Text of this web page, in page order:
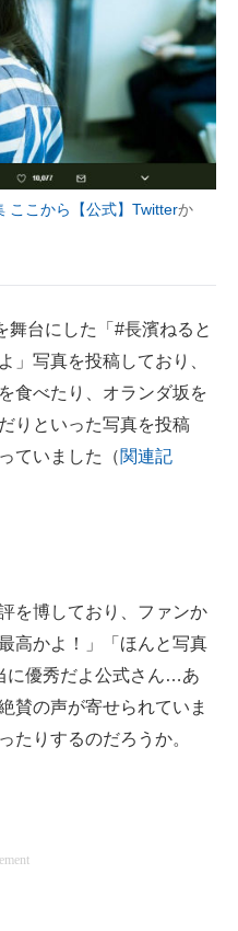
ここから【公式】Twitterか
台にした「#長濱ねると
」写真を投稿しており、
食べたり、オランダ坂を
りといった写真を投稿
ていました（関連記
を博しており、ファンか
高かよ！」「ほんと写真
に優秀だよ公式さん…あ
賛の声が寄せられていま
たりするのだろうか。